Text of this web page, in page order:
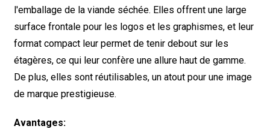
l'emballage de la viande séchée. Elles offrent une large
surface frontale pour les logos et les graphismes, et leur
format compact leur permet de tenir debout sur les
étagères, ce qui leur confère une allure haut de gamme.
De plus, elles sont réutilisables, un atout pour une image
de marque prestigieuse.
Avantages: